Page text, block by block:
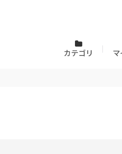
カテゴリ マ